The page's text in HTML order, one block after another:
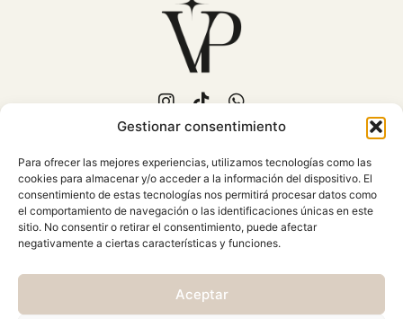
Gestionar consentimiento
Para ofrecer las mejores experiencias, utilizamos tecnologías como las
cookies para almacenar y/o acceder a la información del dispositivo. El
consentimiento de estas tecnologías nos permitirá procesar datos como
el comportamiento de navegación o las identificaciones únicas en este
sitio. No consentir o retirar el consentimiento, puede afectar
negativamente a ciertas características y funciones.
Aceptar
C/Fuente Piedra, 15
Mollina (Málaga)
Atención al cliente: Lunes a
Viernes 10:00 - 18:00
CONDICIONES GENERALES